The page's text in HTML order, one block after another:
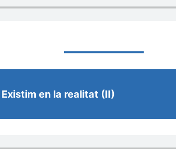
Existim en la realitat (II)